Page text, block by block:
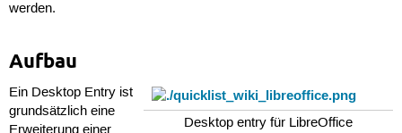
werden.
Aufbau
Desktop entry für LibreOffice
Ein Desktop Entry ist
grundsätzlich eine